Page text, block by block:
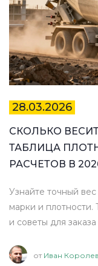
28.03.2026
СКОЛЬКО
ТАБЛИЦА
РАСЧЕТОВ В
Узнайте точный
марки и
и советы для
от Иван Королев